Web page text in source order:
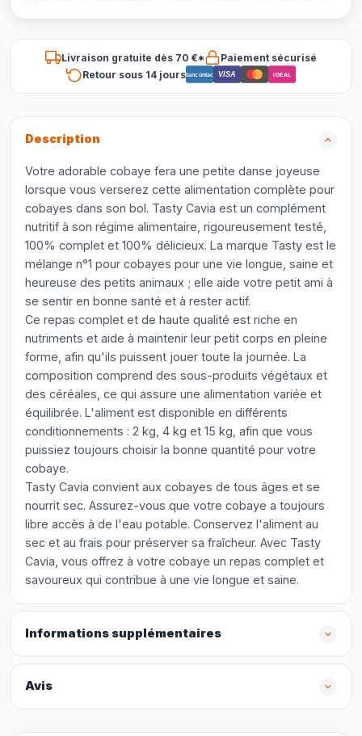
Livraison gratuite dès 70 €*
Paiement sécurisé
Retour sous 14 joursBancontact VISA iDEAL
Description
Votre adorable cobaye fera une petite danse joyeuse
lorsque vous verserez cette alimentation complète pour
cobayes dans son bol. Tasty Cavia est un complément
nutritif à son régime alimentaire, rigoureusement testé,
100% complet et 100% délicieux. La marque Tasty est le
mélange n°1 pour cobayes pour une vie longue, saine et
heureuse des petits animaux ; elle aide votre petit ami à
se sentir en bonne santé et à rester actif.
Ce repas complet et de haute qualité est riche en
nutriments et aide à maintenir leur petit corps en pleine
forme, afin qu'ils puissent jouer toute la journée. La
composition comprend des sous-produits végétaux et
des céréales, ce qui assure une alimentation variée et
équilibrée. L'aliment est disponible en différents
conditionnements : 2 kg, 4 kg et 15 kg, afin que vous
puissiez toujours choisir la bonne quantité pour votre
cobaye.
Tasty Cavia convient aux cobayes de tous âges et se
nourrit sec. Assurez-vous que votre cobaye a toujours
libre accès à de l'eau potable. Conservez l'aliment au
sec et au frais pour préserver sa fraîcheur. Avec Tasty
Cavia, vous offrez à votre cobaye un repas complet et
savoureux qui contribue à une vie longue et saine.
Informations supplémentaires
Avis